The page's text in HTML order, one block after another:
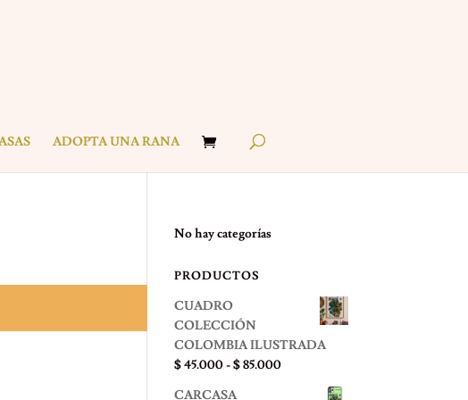
ADOPTA UNA RANA
No hay categorías
PRODUCTOS
CUADRO
COLECCIÓN
COLOMBIA ILUSTRADA
$45.000-$85.000Rango
CARCASA